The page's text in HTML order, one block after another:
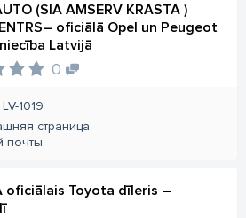
(SIA AMSERV KRASTA )
oficiālā Opel un Peugeot
Latvijā
0
1019
страница
почты
oficiālais Toyota dīleris –